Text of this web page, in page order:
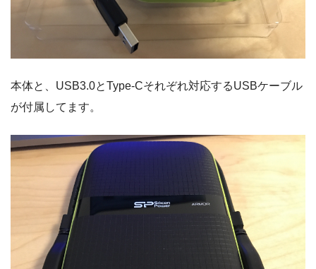
本体と、USB3.0とType-Cそれぞれ対応するUSBケーブル
が付属してます。